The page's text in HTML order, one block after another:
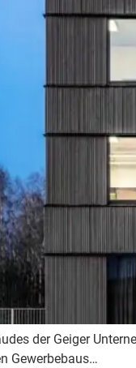
der Geiger
Gewerbebaus…